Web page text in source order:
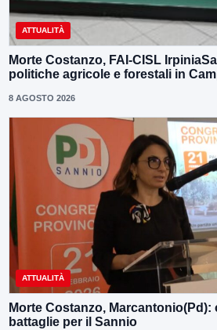
ATTUALITÀ
Morte Costanzo, FAI-CISL
politiche agricole e forestali in
8 AGOSTO 2026
ATTUALITÀ
Morte Costanzo,
battaglie per il Sannio